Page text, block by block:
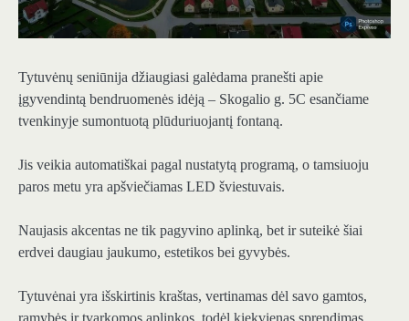
Tytuvėnų seniūnija džiaugiasi galėdama pranešti apie
įgyvendintą bendruomenės idėją – Skogalio g. 5C esančiame
tvenkinyje sumontuotą plūduriuojantį fontaną.
Jis veikia automatiškai pagal nustatytą programą, o tamsiuoju
paros metu yra apšviečiamas LED šviestuvais.
Naujasis akcentas ne tik pagyvino aplinką, bet ir suteikė šiai
erdvei daugiau jaukumo, estetikos bei gyvybės.
Tytuvėnai yra išskirtinis kraštas, vertinamas dėl savo gamtos,